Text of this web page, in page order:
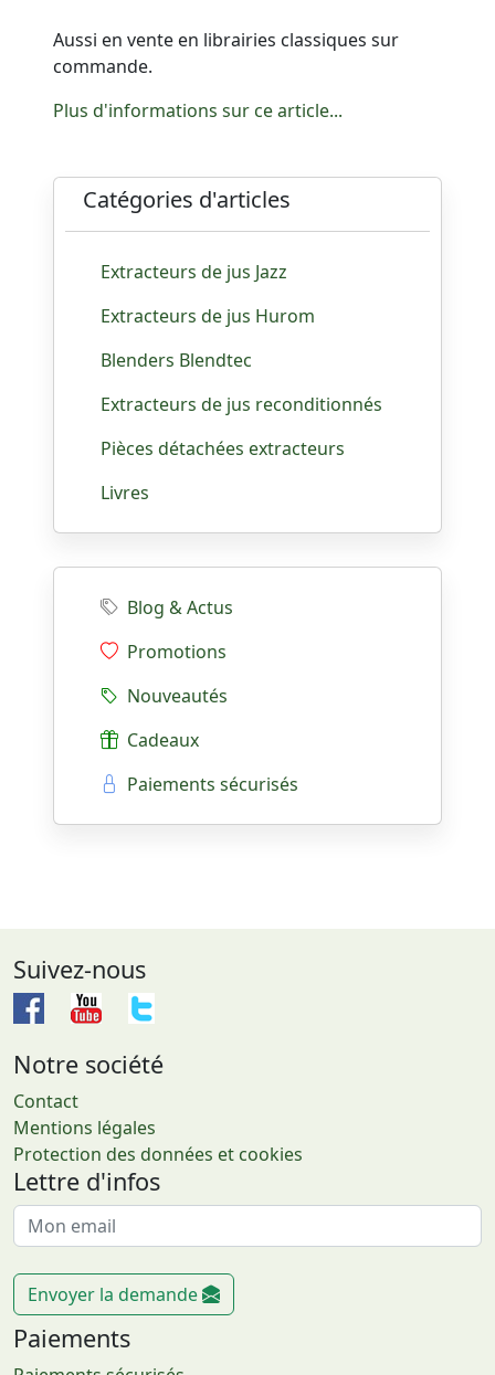
Aussi en vente en librairies classiques sur
commande.
Plus d'informations sur ce article...
Catégories d'articles
Extracteurs de jus Jazz
Extracteurs de jus Hurom
Blenders Blendtec
Extracteurs de jus reconditionnés
Pièces détachées extracteurs
Livres
Blog & Actus
Promotions
Nouveautés
Cadeaux
Paiements sécurisés
Suivez-nous
Notre société
Contact
Mentions légales
Protection des données et cookies
Lettre d'infos
Envoyer la demande
Paiements